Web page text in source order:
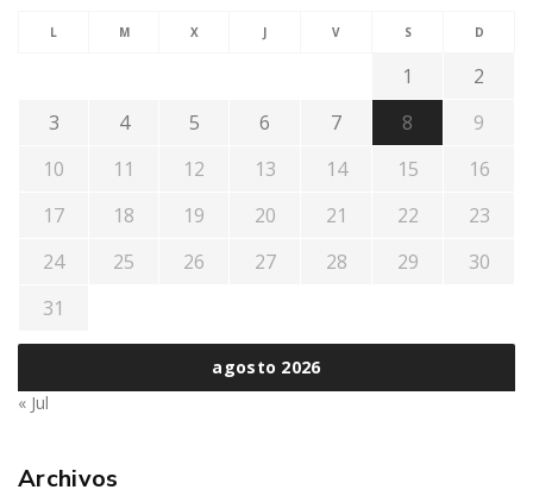
agosto 2026
L M X J V S D
1
2
3
4 5 6 7 8
9
10
11 12 13 14 15
16
17
18 19 20 21 22
23
24
25 26 27 28 29
30
31
« Jul
Archivos